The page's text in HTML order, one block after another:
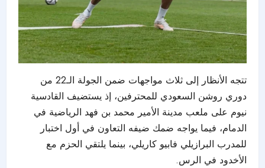
تتجه الأنظار إلى ثلاث مواجهات ضمن الجولة الـ22 من
دوري روشن السعودي للمحترفين، إذ يستضيف القادسية
نيوم على ملعب مدينة الأمير محمد بن فهد الرياضية في
الدمام، فيما يواجه ضمك ضيفه التعاون في أول اختبار
للمدرب البرازيلي فابيو كاريلي، بينما يلتقي الحزم مع
الأخدود في الرس.